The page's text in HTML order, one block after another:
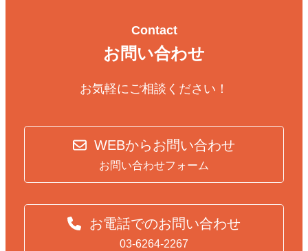
Contact
お問い合わせ
お気軽にご相談ください！
WEBからお問い合わせ
お問い合わせフォーム
お電話でのお問い合わせ
03-6264-2267